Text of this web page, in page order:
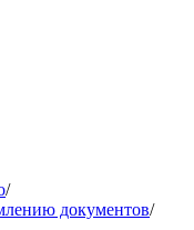
/
документов/